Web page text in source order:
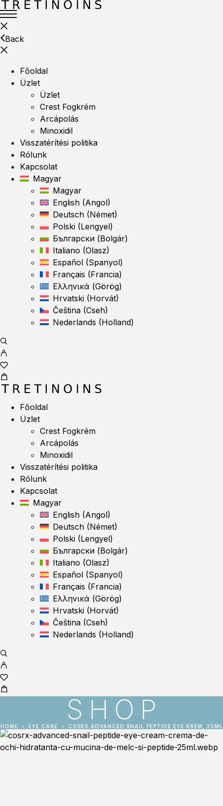
Back
Főoldal
Üzlet
Üzlet
Crest Fogkrém
Arcápolás
Minoxidil
Visszatérítési politika
Rólunk
Kapcsolat
Magyar
Magyar
English (Angol)
Deutsch (Német)
Polski (Lengyel)
Български (Bolgár)
Italiano (Olasz)
Español (Spanyol)
Français (Francia)
Ελληνικά (Görög)
Hrvatski (Horvát)
Čeština (Cseh)
Nederlands (Holland)
Főoldal
Üzlet
Crest Fogkrém
Arcápolás
Minoxidil
Visszatérítési politika
Rólunk
Kapcsolat
Magyar
English (Angol)
Deutsch (Német)
Polski (Lengyel)
Български (Bolgár)
Italiano (Olasz)
Español (Spanyol)
Français (Francia)
Ελληνικά (Görög)
Hrvatski (Horvát)
Čeština (Cseh)
Nederlands (Holland)
SHOP
HOME EYE CARE COSRX ADVANCED SNAIL PEPTIDE EYE KRÉM, 25ML